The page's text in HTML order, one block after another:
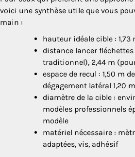
voici une synthèse utile que vous
main :
hauteur idéale cible : 1,73
distance lancer
traditionnel), 2,44 m
espace de recul : 1,50 m
dégagement latéral 1,20
diamètre de la cible :
modèles professionnels
modèle
matériel nécessaire :
adaptées, vis, adhésif